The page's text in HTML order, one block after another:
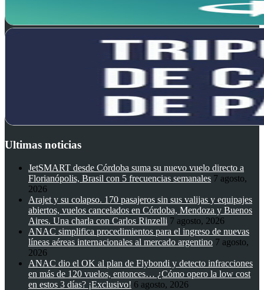
Ultimas noticias
JetSMART desde Córdoba suma su nuevo vuelo directo a
Florianópolis, Brasil con 5 frecuencias semanales 7 agosto,
2026
Arajet y su colapso. 170 pasajeros sin sus valijas y equipajes
abiertos, vuelos cancelados en Córdoba, Mendoza y Buenos
Aires. Una charla con Carlos Rinzelli 7 agosto, 2026
ANAC simplifica procedimientos para el ingreso de nuevas
líneas aéreas internacionales al mercado argentino 7 agosto,
2026
ANAC dio el OK al plan de Flybondi y detecto infracciones
en más de 120 vuelos, entonces… ¿Cómo opero la low cost
en estos 3 días? ¡Exclusivo! 6 agosto, 2026